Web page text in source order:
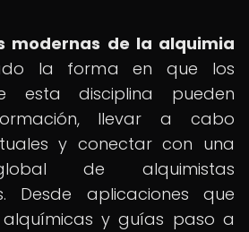
modernas de la alquimia
la forma en que los
esta disciplina pueden
llevar a cabo
y conectar con una
de alquimistas
Desde aplicaciones que
y guías paso a